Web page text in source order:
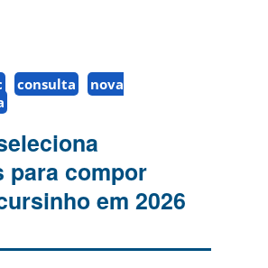
consulta
nova
para compor
em 2026